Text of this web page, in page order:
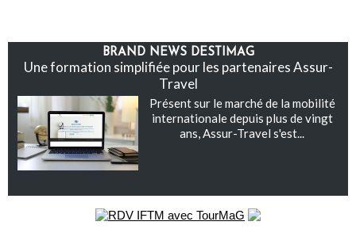
BRAND NEWS DESTIMAG
Une formation simplifiée pour les partenaires Assur-
Travel
Présent sur le marché de la mobilité
internationale depuis plus de vingt
ans, Assur-Travel s'est...